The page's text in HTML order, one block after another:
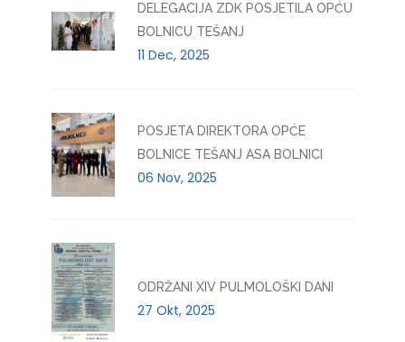
DELEGACIJA ZDK POSJETILA OPĆU
BOLNICU TEŠANJ
11 Dec, 2025
POSJETA DIREKTORA OPĆE
BOLNICE TEŠANJ ASA BOLNICI
06 Nov, 2025
ODRŽANI XIV PULMOLOŠKI DANI
27 Okt, 2025